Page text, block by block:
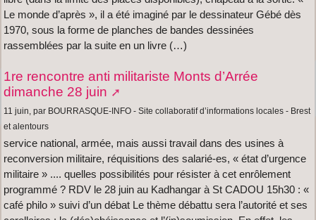
Le monde d’après », il a été imaginé par le dessinateur Gébé dès
1970, sous la forme de planches de bandes dessinées
rassemblées par la suite en un livre (…)
1re rencontre anti militariste Monts d’Arrée
dimanche 28 juin
11 juin, par BOURRASQUE-INFO - Site collaboratif d’informations locales - Brest
et alentours
service national, armée, mais aussi travail dans des usines à
reconversion militaire, réquisitions des salarié-es, « état d’urgence
militaire » .... quelles possibilités pour résister à cet enrôlement
programmé ? RDV le 28 juin au Kadhangar à St CADOU 15h30 : «
café philo » suivi d’un débat Le thème débattu sera l’autorité et ses